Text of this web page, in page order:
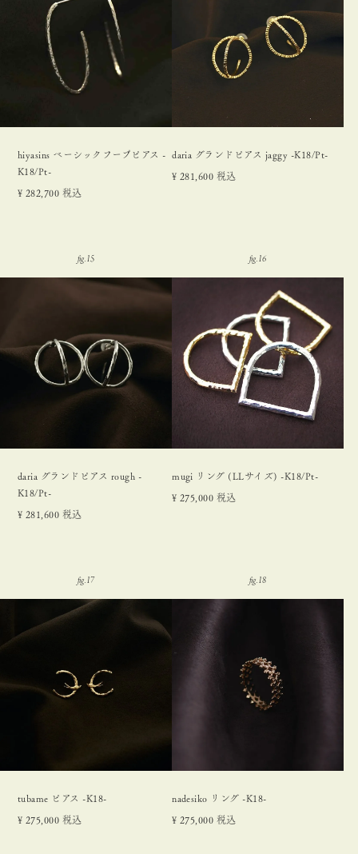
hiyasins ベーシックフープピアス -
K18/Pt-
¥ 282,700 税込
daria グランドピアス jaggy -K18/Pt-
¥ 281,600 税込
daria グランドピアス rough -
K18/Pt-
¥ 281,600 税込
mugi リング (LLサイズ) -K18/Pt-
¥ 275,000 税込
tubame ピアス -K18-
¥ 275,000 税込
nadesiko リング -K18-
¥ 275,000 税込